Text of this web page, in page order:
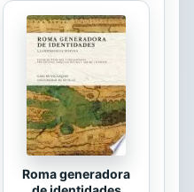
Roma generadora